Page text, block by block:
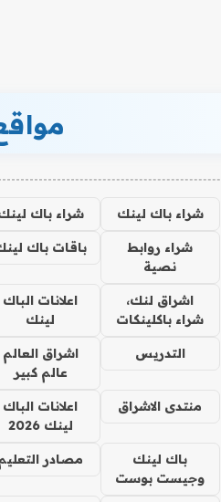
شراء باك لينك شراء باك
شراء روابط
نصية
باقات باك
اشراق لنك،
شراء باكلينكات
اعلانات الباك
لينك
التدريس
اشراق العالم
عالم كبير
منتدى الاشراق
اعلانات الباك
لينك 2026
باك لينك
وجيست بوست
مصادر